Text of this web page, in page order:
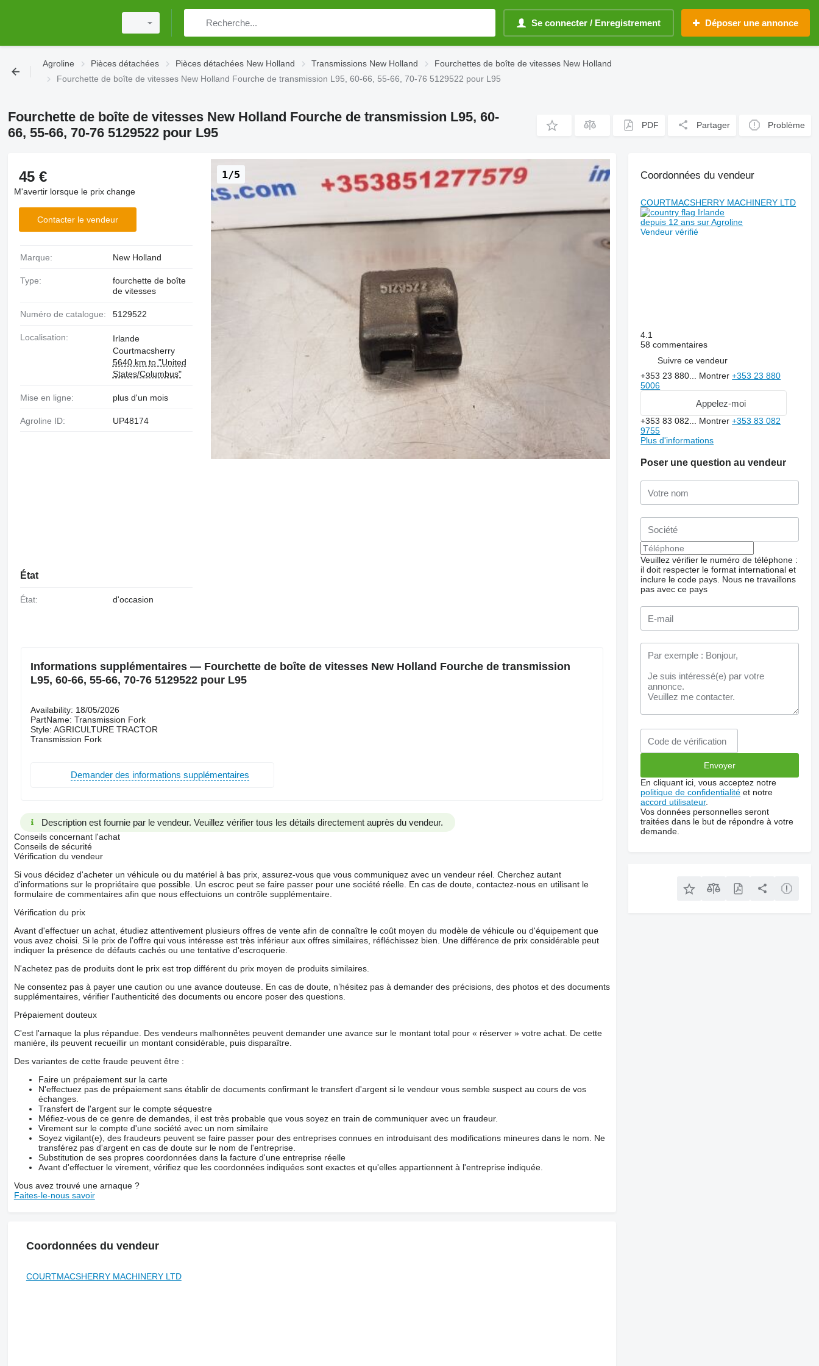
Se connecter / Enregistrement Déposer une annonce
Agroline Pièces détachées Pièces détachées New Holland Transmissions New Holland
Fourchettes de boîte de vitesses New Holland
Fourchette de boîte de vitesses New Holland Fourche de transmission L95, 60-66, 55-66, 70-76 5129522 pour L95
Fourchette de boîte de vitesses New Holland Fourche de transmission L95, 60-
66, 55-66, 70-76 5129522 pour L95
PDF Partager Problème
Demander plus de
1/5
45 €
M'avertir lorsque le prix change
Contacter le vendeur
Marque: New Holland
Type:
fourchette de boîte
de vitesses
Numéro de catalogue: 5129522
Localisation:
Irlande
Courtmacsherry
5640 km to "United
States/Columbus"
Mise en ligne: plus d'un mois
Agroline ID: UP48174
État
État: d'occasion
Informations supplémentaires — Fourchette de boîte de vitesses New Holland Fourche de transmission
L95, 60-66, 55-66, 70-76 5129522 pour L95
Availability: 18/05/2026
PartName: Transmission Fork
Style: AGRICULTURE TRACTOR
Transmission Fork
Demander des informations supplémentaires
Description est fournie par le vendeur. Veuillez vérifier tous les détails directement auprès du vendeur.
Conseils concernant l'achat
Conseils de sécurité
Vérification du vendeur
Si vous décidez d'acheter un véhicule ou du matériel à bas prix, assurez-vous que vous communiquez avec un vendeur réel. Cherchez autant
d'informations sur le propriétaire que possible. Un escroc peut se faire passer pour une société réelle. En cas de doute, contactez-nous en utilisant le
formulaire de commentaires afin que nous effectuions un contrôle supplémentaire.
Vérification du prix
Avant d'effectuer un achat, étudiez attentivement plusieurs offres de vente afin de connaître le coût moyen du modèle de véhicule ou d'équipement que
vous avez choisi. Si le prix de l'offre qui vous intéresse est très inférieur aux offres similaires, réfléchissez bien. Une différence de prix considérable peut
indiquer la présence de défauts cachés ou une tentative d'escroquerie.
N'achetez pas de produits dont le prix est trop différent du prix moyen de produits similaires.
Ne consentez pas à payer une caution ou une avance douteuse. En cas de doute, n’hésitez pas à demander des précisions, des photos et des documents
supplémentaires, vérifier l'authenticité des documents ou encore poser des questions.
Prépaiement douteux
C'est l'arnaque la plus répandue. Des vendeurs malhonnêtes peuvent demander une avance sur le montant total pour « réserver » votre achat. De cette
manière, ils peuvent recueillir un montant considérable, puis disparaître.
Des variantes de cette fraude peuvent être :
Faire un prépaiement sur la carte
N'effectuez pas de prépaiement sans établir de documents confirmant le transfert d'argent si le vendeur vous semble suspect au cours de vos
échanges.
Transfert de l'argent sur le compte séquestre
Méfiez-vous de ce genre de demandes, il est très probable que vous soyez en train de communiquer avec un fraudeur.
Virement sur le compte d'une société avec un nom similaire
Soyez vigilant(e), des fraudeurs peuvent se faire passer pour des entreprises connues en introduisant des modifications mineures dans le nom. Ne
transférez pas d'argent en cas de doute sur le nom de l'entreprise.
Substitution de ses propres coordonnées dans la facture d'une entreprise réelle
Avant d'effectuer le virement, vérifiez que les coordonnées indiquées sont exactes et qu'elles appartiennent à l'entreprise indiquée.
Vous avez trouvé une arnaque ?
Faites-le-nous savoir
Coordonnées du vendeur
COURTMACSHERRY MACHINERY LTD
Coordonnées du vendeur
COURTMACSHERRY MACHINERY LTD
Irlande
depuis 12 ans sur Agroline
Vendeur vérifié
4.1
58 commentaires
Suivre ce vendeur
+353 23 880... Montrer+353 23 880
5006
Appelez-moi
+353 83 082... Montrer+353 83 082
9755
Plus d'informations
Poser une question au vendeur
Veuillez vérifier le numéro de téléphone :
il doit respecter le format international et
inclure le code pays. Nous ne travaillons
pas avec ce pays
En cliquant ici, vous acceptez notre
politique de confidentialité et notre
accord utilisateur.
Vos données personnelles seront
traitées dans le but de répondre à votre
demande.